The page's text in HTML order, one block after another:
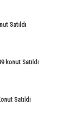
Satıldı
konut Satıldı
Satıldı